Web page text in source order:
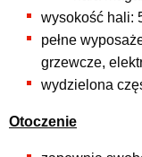
wysokość hali:
pełne
grzewcze,
wydzielona
Otoczenie